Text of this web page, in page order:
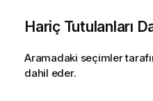
Hariç Tutulanları
Aramadaki seçimler
dahil eder.